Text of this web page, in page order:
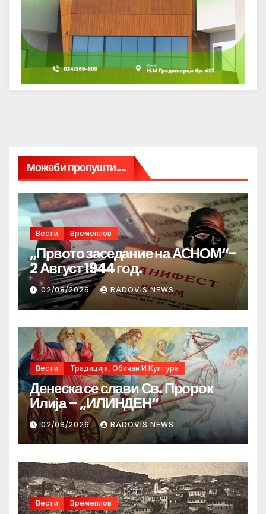
Можеби пропушти....
Вести Времеплов
„Првото заседание на АСНОМ“-
2 Август 1944 год.
02/08/2026 RADOVIS NEWS
Вести Традиција, Обичаи И Култура
Денеска се слави Св. Пророк
Илија – „ИЛИНДЕН“
02/08/2026 RADOVIS NEWS
Вести Времеплов